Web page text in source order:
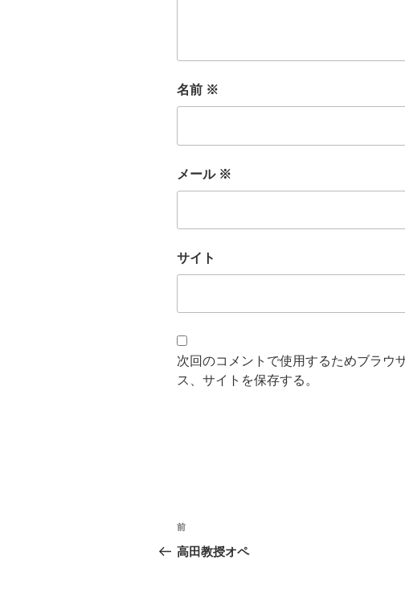
名前 ※
メール ※
サイト
次回のコメントで使用するためブラウ
ス、サイトを保存する。
投
稿
過
去
前
高田教授オペ